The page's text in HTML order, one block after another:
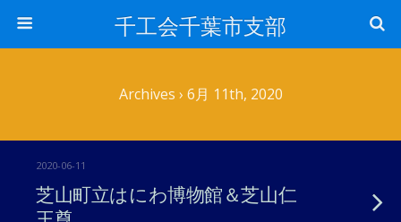
千工会千葉市支部
Archives › 6月 11th, 2020
2020-06-11
芝山町立はにわ博物館＆芝山仁